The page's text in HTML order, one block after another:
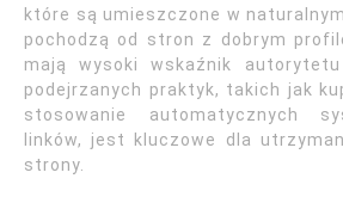
które są umieszczone w
pochodzą od stron z dobrym
mają wysoki wskaźnik autorytetu
podejrzanych praktyk, takich jak
stosowanie automatycznych
linków, jest kluczowe dla
strony.